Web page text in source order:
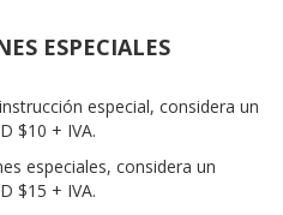
de la instrucción que necesites,
de nuestros números de
instrucciones especiales se
laborables.